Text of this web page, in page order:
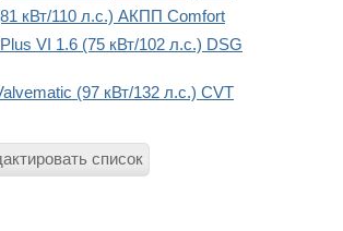
кВт/110 л.с.) АКПП Comfort
VI 1.6 (75 кВт/102 л.с.) DSG
(97 кВт/132 л.с.) CVT
список